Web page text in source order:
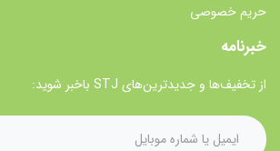
حریم خصوصی
خبرنامه
از تخفیف‌ها و جدیدترین‌های STJ باخبر شوید: